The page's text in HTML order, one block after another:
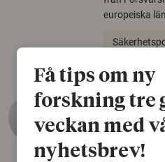
europeiska
äldsta
22 juni 2026
Få tips om ny
forskning tre
veckan med
nyhetsbrev!